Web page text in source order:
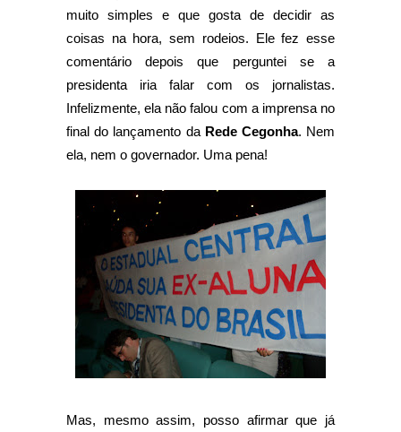
muito simples e que gosta de decidir as
coisas na hora, sem rodeios. Ele fez esse
comentário depois que perguntei se a
presidenta iria falar com os jornalistas.
Infelizmente, ela não falou com a imprensa no
final do lançamento da Rede Cegonha. Nem
ela, nem o governador. Uma pena!
Mas, mesmo assim, posso afirmar que já